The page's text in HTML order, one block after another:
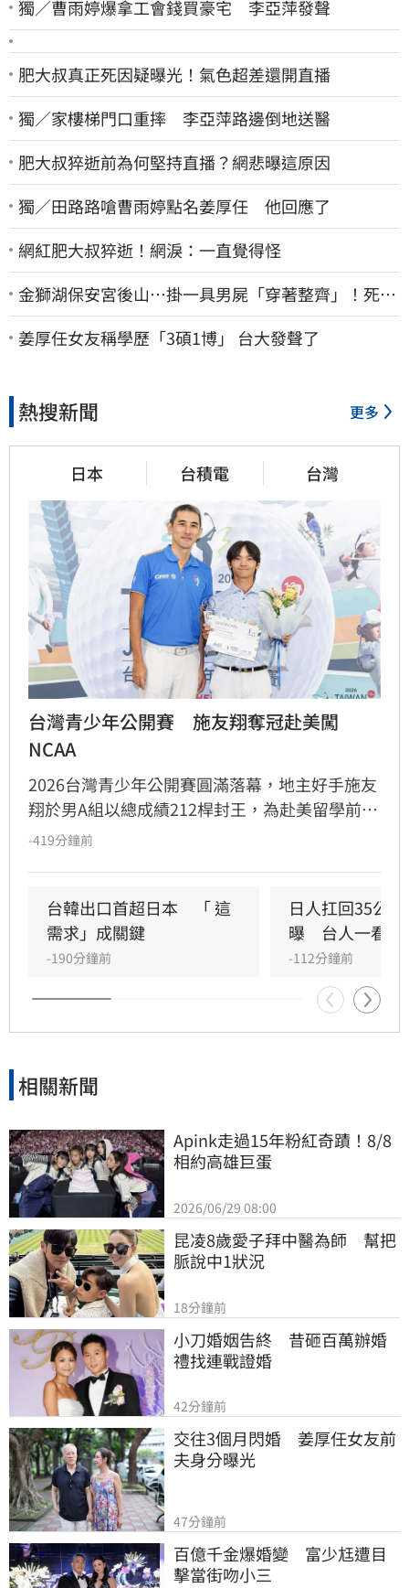
獨／曹雨婷爆拿工會錢買豪宅 李亞萍發聲
肥大叔真正死因疑曝光！氣色超差還開直播
獨／家樓梯門口重摔 李亞萍路邊倒地送醫
肥大叔猝逝前為何堅持直播？網悲曝這原因
獨／田路路嗆曹雨婷點名姜厚任 他回應了
網紅肥大叔猝逝！網淚：一直覺得怪
金獅湖保安宮後山…掛一具男屍「穿著整齊」！死者
身份曝
姜厚任女友稱學歷「3碩1博」 台大發聲了
熱搜新聞 更多
日本 台積電 台灣
台灣青少年公開賽　施友翔奪冠赴美闖
NCAA
2026台灣青少年公開賽圓滿落幕，地主好手施友
翔於男A組以總成績212桿封王，為赴美留學前留
下完美句點。本屆賽事日本選手表現亮眼，橫掃
堃祐亦在男D組奪冠。此外，女B組經歷激烈延長
賽，最終由日本清水陽菜勝出。
-419分鐘前
台韓出口首超日本　「 這
需求」成關鍵
-190分鐘前
日人扛回35公
曝　台人一看：
-112分鐘前
相關新聞
Apink走過15年粉紅奇蹟！8/8
相約高雄巨蛋
2026/06/29 08:00
昆凌8歲愛子拜中醫為師　幫把
脈說中1狀況
18分鐘前
小刀婚姻告終　昔砸百萬辦婚
禮找連戰證婚
42分鐘前
交往3個月閃婚　姜厚任女友前
夫身分曝光
47分鐘前
百億千金爆婚變　富少尪遭目
擊當街吻小三